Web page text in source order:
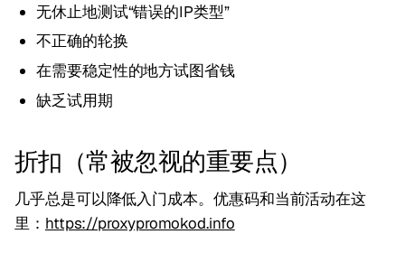
无休止地测试“错误的IP类型”
不正确的轮换
在需要稳定性的地方试图省钱
缺乏试用期
折扣（常被忽视的重要点）
几乎总是可以降低入门成本。优惠码和当前活动在这
里： https://proxypromokod.info